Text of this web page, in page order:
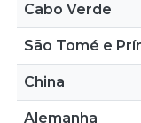
Cabo Verde
São Tomé e
China
Alemanha